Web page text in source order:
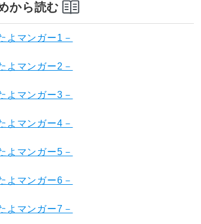
から読む
よマンガー1－
よマンガー2－
よマンガー3－
よマンガー4－
よマンガー5－
よマンガー6－
よマンガー7－